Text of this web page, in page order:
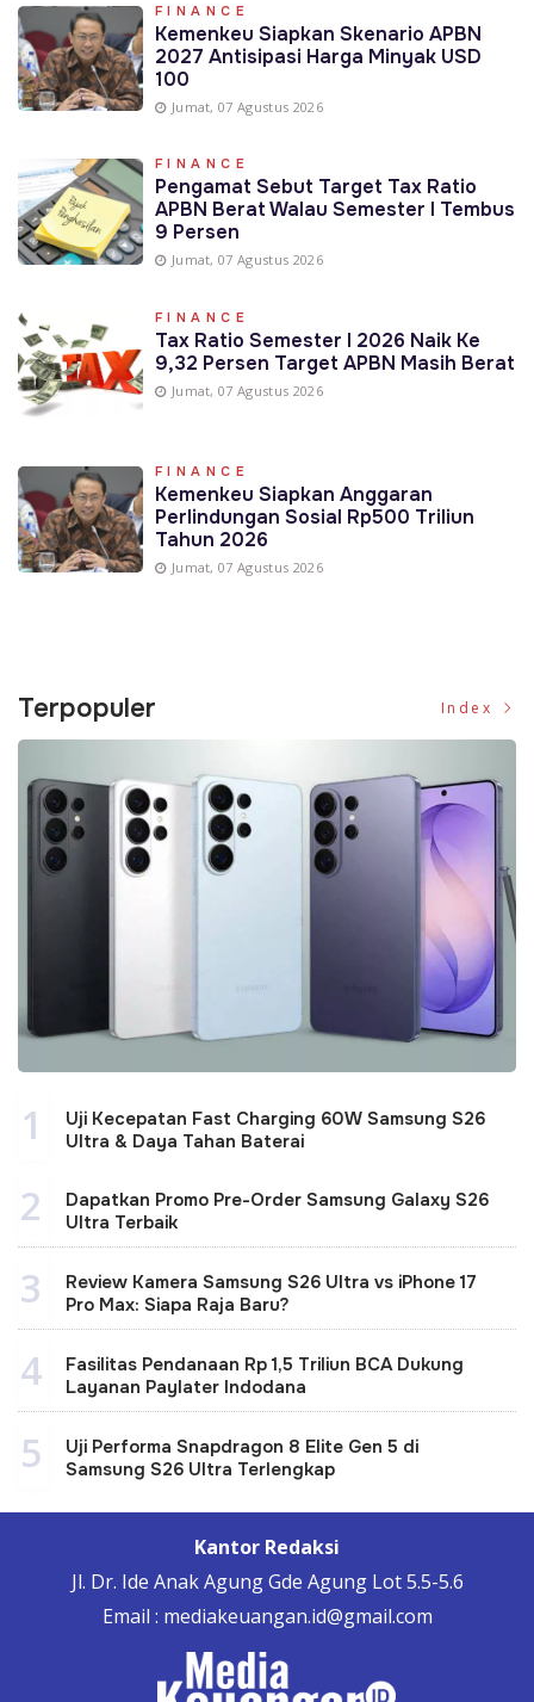
FINANCE
Kemenkeu Siapkan Skenario APBN
2027 Antisipasi Harga Minyak USD
100
Jumat, 07 Agustus 2026
FINANCE
Pengamat Sebut Target Tax Ratio
APBN Berat Walau Semester I Tembus
9 Persen
Jumat, 07 Agustus 2026
FINANCE
Tax Ratio Semester I 2026 Naik Ke
9,32 Persen Target APBN Masih Berat
Jumat, 07 Agustus 2026
FINANCE
Kemenkeu Siapkan Anggaran
Perlindungan Sosial Rp500 Triliun
Tahun 2026
Jumat, 07 Agustus 2026
Terpopuler Index
1
Uji Kecepatan Fast Charging 60W Samsung S26
Ultra & Daya Tahan Baterai
2
Dapatkan Promo Pre-Order Samsung Galaxy S26
Ultra Terbaik
3
Review Kamera Samsung S26 Ultra vs iPhone 17
Pro Max: Siapa Raja Baru?
4
Fasilitas Pendanaan Rp 1,5 Triliun BCA Dukung
Layanan Paylater Indodana
5
Uji Performa Snapdragon 8 Elite Gen 5 di
Samsung S26 Ultra Terlengkap
Kantor Redaksi
Jl. Dr. Ide Anak Agung Gde Agung Lot 5.5-5.6
Email : mediakeuangan.id@gmail.com